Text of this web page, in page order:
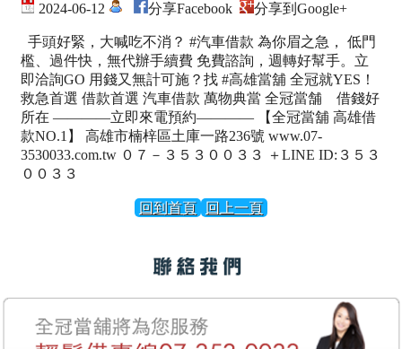
2024-06-12 分享Facebook 分享到Google+
手頭好緊，大喊吃不消？ #汽車借款 為你眉之急， 低門
檻、過件快，無代辦手續費 免費諮詢，週轉好幫手。立
即洽詢GO 用錢又無計可施？找 #高雄當舖 全冠就YES！
救急首選 借款首選 汽車借款 萬物典當 全冠當舗 借錢好
所在 ————立即來電預約———— 【全冠當舖 高雄借
款NO.1】 高雄市楠梓區土庫一路236號 www.07-
3530033.com.tw ０７－３５３００３３ ＋LINE ID:３５３
００３３
回到首頁 回上一頁